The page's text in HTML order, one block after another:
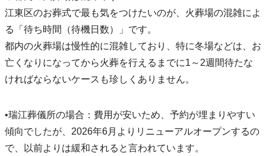
江東区のお葬式で最も気をつけたいのが、火葬場の混雑によ
る「待ち時間（待機日数）」です。
都内の火葬場は慢性的に混雑しており、特に冬場などは、お
亡くなりになってから火葬を行えるまでに1～2週間待たな
ければならないケースも珍しくありません。
•瑞江葬儀所の場合：費用が安いため、予約が埋まりやすい
傾向でしたが、2026年6月よりリニューアルオープンするの
で、以前よりは緩和されると言われています。